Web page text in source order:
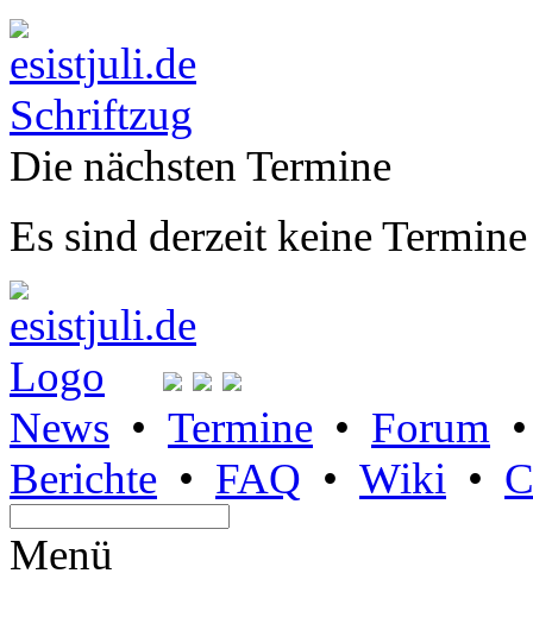
Die nächsten Termine
Es sind derzeit keine
News • Termine • Forum
Berichte • FAQ • Wiki •
Menü